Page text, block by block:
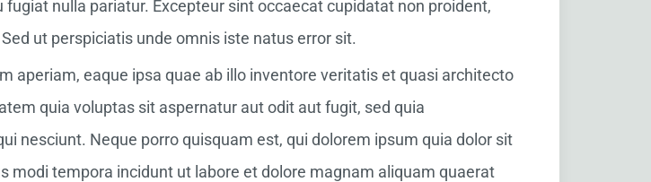
nulla pariatur. Excepteur sint occaecat cupidatat non proident,
ut perspiciatis unde omnis iste natus error sit.
eaque ipsa quae ab illo inventore veritatis et quasi architecto
quia voluptas sit aspernatur aut odit aut fugit, sed quia
nesciunt. Neque porro quisquam est, qui dolorem ipsum quia dolor sit
modi tempora incidunt ut labore et dolore magnam aliquam quaerat